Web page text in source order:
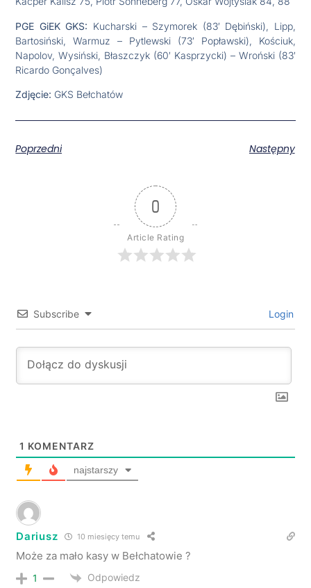
PGE GiEK GKS: Kucharski – Szymorek (83′ Dębiński), Lipp,
Bartosiński, Warmuz – Pytlewski (73′ Popławski), Kościuk,
Napolov, Wysiński, Błaszczyk (60′ Kasprzycki) – Wroński (83′
Ricardo Gonçalves)
Zdjęcie: GKS Bełchatów
Poprzedni Następny
0
Article Rating
Subscribe Login
1 KOMENTARZ
najstarszy
Dariusz 10 miesięcy temu
Może za mało kasy w Bełchatowie ?
1 Odpowiedz